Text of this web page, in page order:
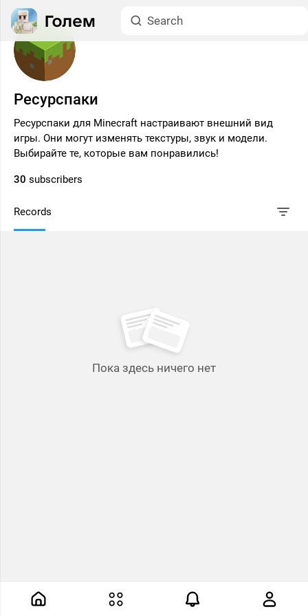
Ресурспаки
Ресурспаки для Minecraft настраивают внешний вид
игры. Они могут изменять текстуры, звук и модели.
Выбирайте те, которые вам понравились!
30 subscribers
Records
Пока здесь ничего нет